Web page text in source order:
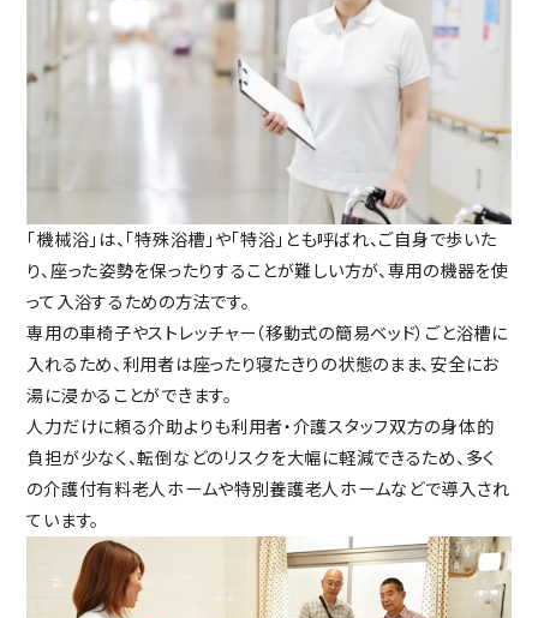
「機械浴」は、「特殊浴槽」や「特浴」とも呼ばれ、ご自身で歩いた
り、座った姿勢を保ったりすることが難しい方が、専用の機器を使
って入浴するための方法です。
専用の車椅子やストレッチャー（移動式の簡易ベッド）ごと浴槽に
入れるため、利用者は座ったり寝たきりの状態のまま、安全にお
湯に浸かることができます。
人力だけに頼る介助よりも利用者・介護スタッフ双方の身体的
負担が少なく、転倒などのリスクを大幅に軽減できるため、多く
の介護付有料老人ホームや特別養護老人ホームなどで導入され
ています。